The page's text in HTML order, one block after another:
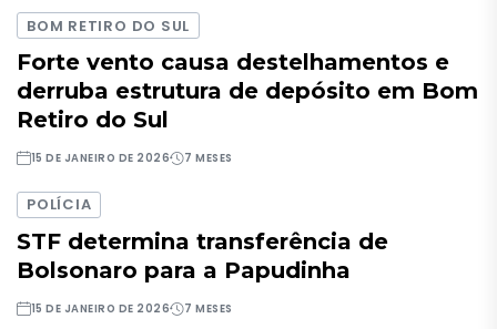
BOM RETIRO DO SUL
Forte vento causa destelhamentos e
derruba estrutura de depósito em Bom
Retiro do Sul
15 DE JANEIRO DE 2026 7 MESES
POLÍCIA
STF determina transferência de
Bolsonaro para a Papudinha
15 DE JANEIRO DE 2026 7 MESES